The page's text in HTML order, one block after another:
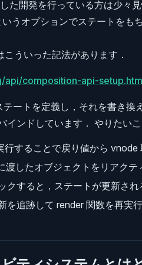
た開発を行っている方は少々
うオプションでステートをも
ういった記法があります．
api/composition-api-
ートを定義し，それを書き換
インドしています． やりたい
行することで戻り値から vnode
渡したオブジェクトをリアクテ
クすると，ステートが更新され
を追跡して render 関数を再実